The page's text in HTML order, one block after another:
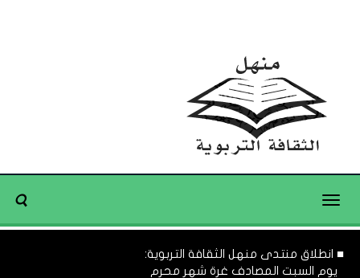
Toggle
■ انطلاق منتدى منهل الثقافة التربوية:
يوم السبت المصادف غرة شهر محرم